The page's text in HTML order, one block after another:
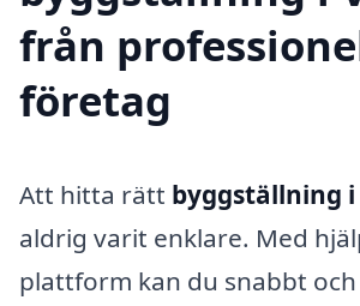
från
företag
Att hitta rätt byggställning i
aldrig varit enklare. Med
plattform kan du snabbt